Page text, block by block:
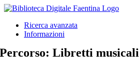
Salta
contenutoRicerca avanzata
Informazioni
Percorso: Libretti musicali